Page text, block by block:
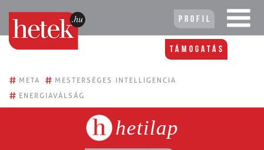
Profil
Támogatás
# META # MESTERSÉGES INTELLIGENCIA
# ENERGIAVÁLSÁG
hetilap